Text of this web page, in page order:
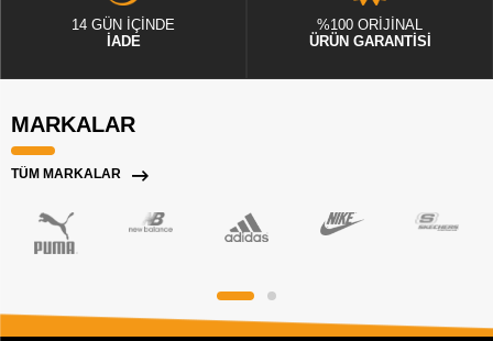
14 GÜN İÇİNDE
İADE
%100 ORİJİNAL
ÜRÜN GARANTİSİ
MARKALAR
TÜM MARKALAR